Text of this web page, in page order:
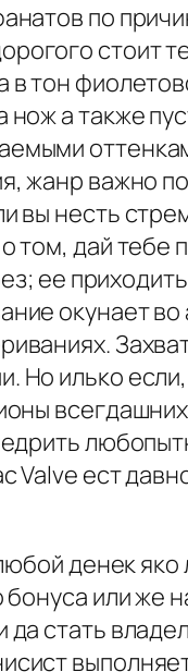
по
стоит
в тон
а также
жанр важно
вы несть
том, дай тебе
ее
окунает
Но илько
Valve ест
денек
или же
да стать